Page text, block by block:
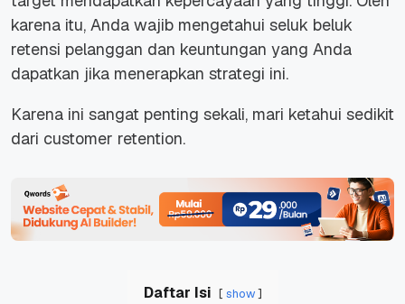
karena itu, Anda wajib mengetahui seluk beluk
retensi pelanggan dan keuntungan yang Anda
dapatkan jika menerapkan strategi ini.
Karena ini sangat penting sekali, mari ketahui sedikit
dari customer retention.
Daftar Isi show